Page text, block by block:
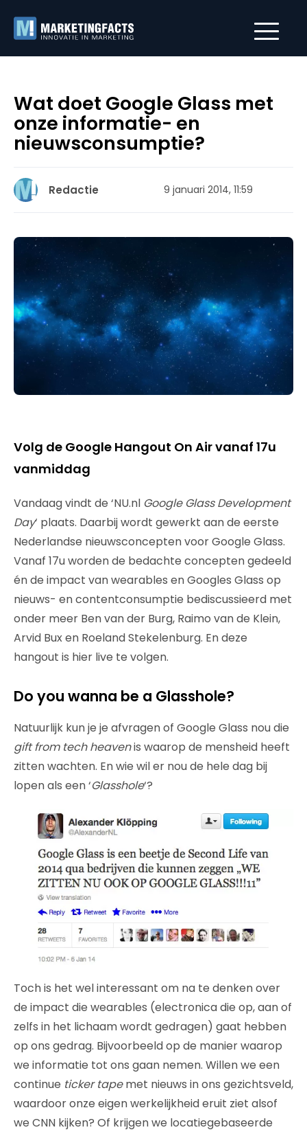
Wat doet Google Glass met
onze informatie- en
nieuwsconsumptie?
Redactie 9 januari 2014, 11:59
Volg de Google Hangout On Air vanaf 17u
vanmiddag
Vandaag vindt de ‘NU.nl Google Glass Development
Day‘ plaats. Daarbij wordt gewerkt aan de eerste
Nederlandse nieuwsconcepten voor Google Glass.
Vanaf 17u worden de bedachte concepten gedeeld
én de impact van wearables en Googles Glass op
nieuws- en contentconsumptie bediscussieerd met
onder meer Ben van der Burg, Raimo van de Klein,
Arvid Bux en Roeland Stekelenburg. En deze
hangout is hier live te volgen.
Do you wanna be a Glasshole?
Natuurlijk kun je je afvragen of Google Glass nou die
gift from tech heavenis waarop de mensheid heeft
zitten wachten. En wie wil er nou de hele dag bij
lopen als een ‘Glasshole‘?
Toch is het wel interessant om na te denken over
de impact die wearables (electronica die op, aan of
zelfs in het lichaam wordt gedragen) gaat hebben
op ons gedrag. Bijvoorbeeld op de manier waarop
we informatie tot ons gaan nemen. Willen we een
continue ticker tapemet nieuws in ons gezichtsveld,
waardoor onze eigen werkelijkheid eruit ziet alsof
we CNN kijken? Of krijgen we locatiegebaseerde